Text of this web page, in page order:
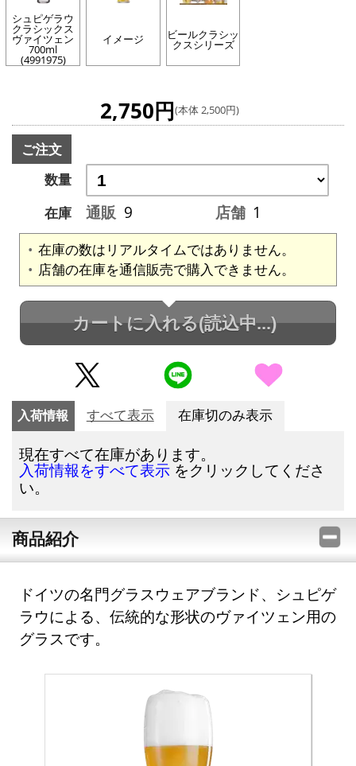
シュピゲラウ
クラシックス
ヴァイツェン
700ml
(4991975)
イメージ ビールクラシッ
クスシリーズ
2,750円(本体 2,500円)
ご注文
数量
在庫
通販 9 店舗 1
在庫の数はリアルタイムではありません。
店舗の在庫を通信販売で購入できません。
カートに入れる(読込中...)
入荷情報 すべて表示 在庫切のみ表示
現在すべて在庫があります。
入荷情報をすべて表示 をクリックしてくださ
い。
商品紹介
ドイツの名門グラスウェアブランド、シュピゲ
ラウによる、伝統的な形状のヴァイツェン用の
グラスです。